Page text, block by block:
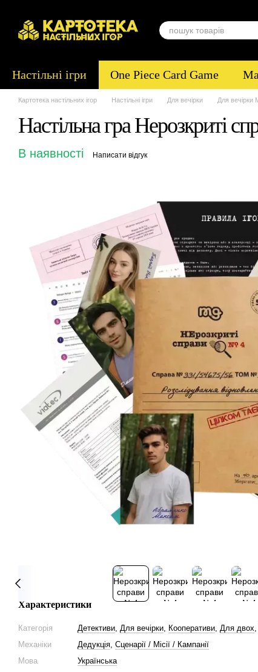
Настільні ігри One Piece Card Game
Картотека настільних ігор Настільні ігри Для вечірки Для вечірки
Настільна гра Нерозкриті
В наявності Написати відгук
Характеристики
Категорія Детективи, Для вечірки, Кооперативи, Для двох,
Механіки
Дедукція, Сценарії / Місії / Кампанії
Мова
Українська